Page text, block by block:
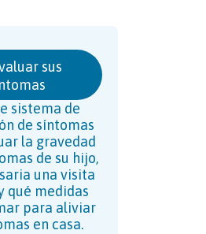
sus
sistema de
de síntomas
la gravedad
de su hijo,
una visita
qué medidas
para aliviar
en casa.